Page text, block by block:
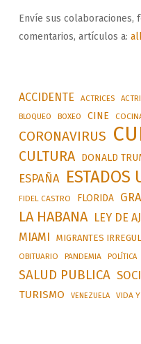
Envíe sus colaboraciones,
comentarios, artículos a:
ACCIDENTE ACTRICES
BLOQUEO BOXEO CINE
CORONAVIRUS
CULTURA DONALD
ESPAÑA ESTADOS
FIDEL CASTRO FLORIDA
LA HABANA LEY DE
MIAMI MIGRANTES
OBITUARIO PANDEMIA POLÍTICA
SALUD PUBLICA
TURISMO VENEZUELA VIDA